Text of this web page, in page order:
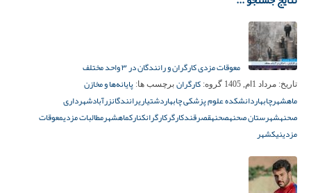
معوقات مزدی کارگران و رانندگان در ۳ واحد مختلف
تاریخ: مرداد 1ام, 1405 گروه: کارگران برچسب ها: پایانه‌ها و مخازن
ماهشهرچابهاردانشکده علوم پزشکی چابهاردشتیاریرانندگانزرآبادشهرداری
صحنهشهرستان صحنهصحنهقصرقندکارگرکارگرانکنارکماهشهرمطالبات مزدیمعوقات
مزدینیکشهر